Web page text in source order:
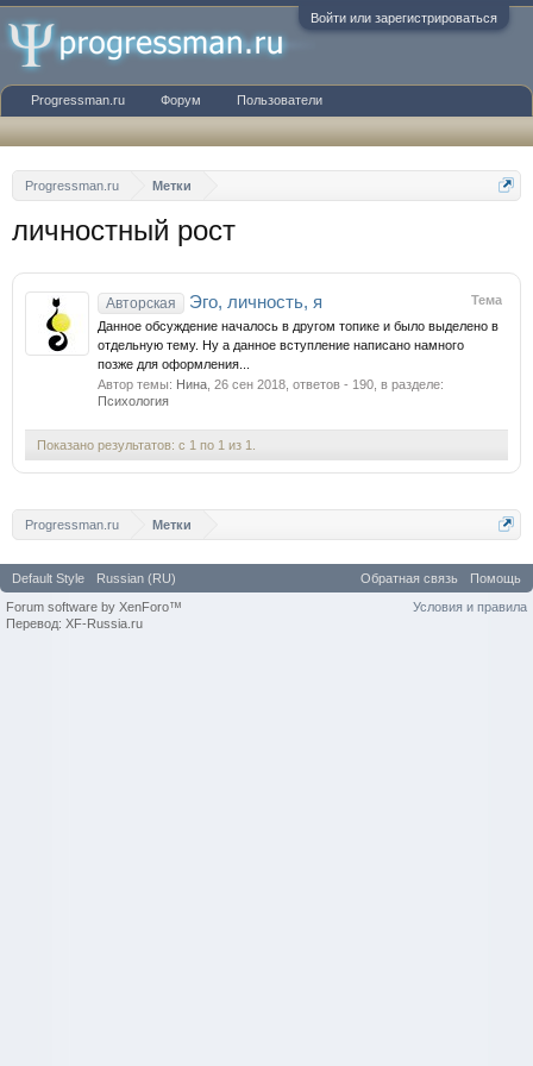
Войти или зарегистрироваться
Progressman.ru Метки
личностный рост
Тема
Авторская Эго, личность, я
Данное обсуждение началось в другом топике и было выделено в
отдельную тему. Ну а данное вступление написано намного
позже для оформления...
Автор темы: Нина 26 сен 2018 , ответов - 190, в разделе:
Психология
Показано результатов: с 1 по 1 из 1.
Progressman.ru Метки
Progressman.ru Форум Пользователи
Default Style Russian (RU) Обратная связь
Помощь
Условия и правила
Forum software by XenForo™
Перевод: XF-Russia.ru